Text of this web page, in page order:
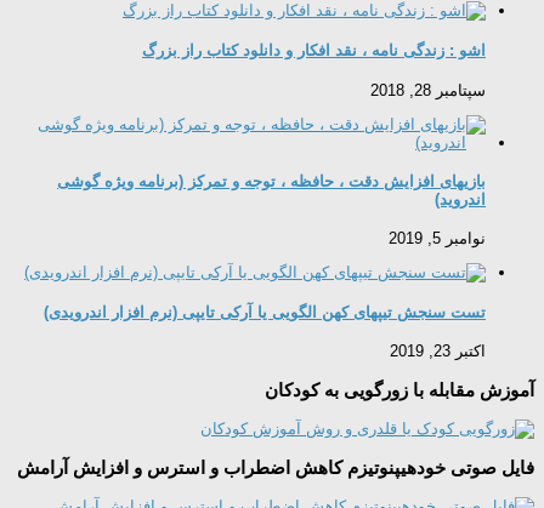
اشو : زندگی نامه ، نقد افکار و دانلود کتاب راز بزرگ
سپتامبر 28, 2018
بازیهای افزایش دقت ، حافظه ، توجه و تمرکز (برنامه ویژه گوشی
اندروید)
نوامبر 5, 2019
تست سنجش تیپهای کهن الگویی یا آرکی تایپی (نرم افزار اندرویدی)
اکتبر 23, 2019
آموزش مقابله با زورگویی به کودکان
فایل صوتی خودهیپنوتیزم کاهش اضطراب و استرس و افزایش آرامش